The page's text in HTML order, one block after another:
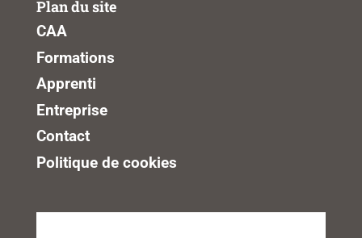
Plan du site
CAA
Formations
Apprenti
Entreprise
Contact
Politique de cookies